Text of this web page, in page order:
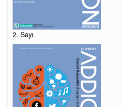
2. Sayı